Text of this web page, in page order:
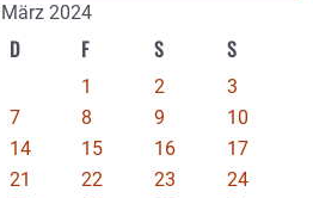
März 2024
D F S S
1 2
3
7 8 9
10
14 15 16
17
21 22 23
24